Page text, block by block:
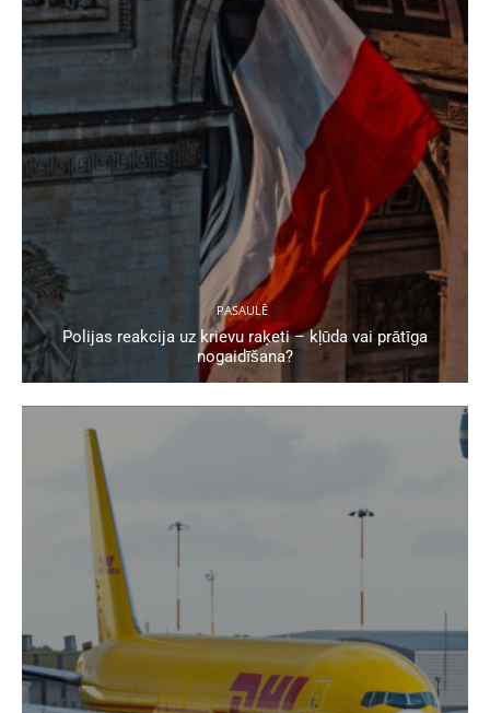
PASAULĒ
Polijas reakcija uz krievu raķeti – kļūda vai prātīga
nogaidīšana?